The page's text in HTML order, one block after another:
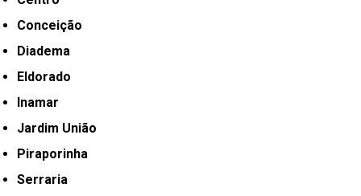
Conceição
Diadema
Eldorado
Inamar
Jardim União
Piraporinha
Serraria